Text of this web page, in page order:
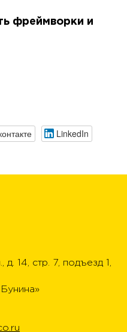
фреймворки и
LinkedIn
14, стр. 7, подъезд 1,